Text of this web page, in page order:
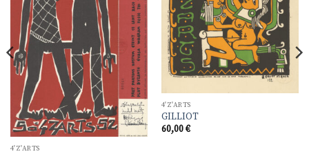
souhaits
4'Z'ARTS
souhaits
4'Z'ARTS
GILLIOT
60,00€